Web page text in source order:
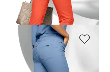
+20 Farben
30-Tage-Bestpreis**: 79,95 € (-6%)
MADELEINE
Jeans mit feinem Fransensaum